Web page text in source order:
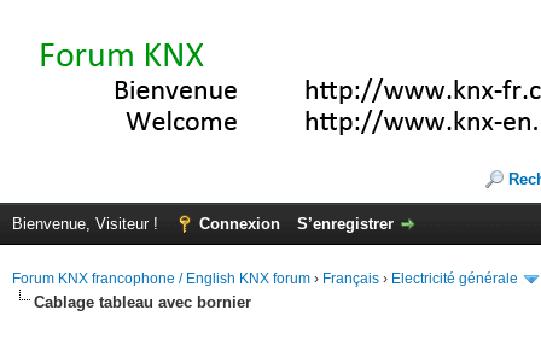
Bienvenue, Visiteur ! Connexion S’enregistrer
Forum KNX francophone / English KNX forum › Français › Electricité générale
Cablage tableau avec bornier